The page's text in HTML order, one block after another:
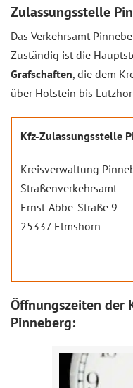
Zulassungsstelle
Das Verkehrsamt
Zuständig ist die
Grafschaften, die dem
über Holstein bis
Kfz-Zulassungsstelle
Kreisverwaltung
Straßenverkehrsamt
Ernst-Abbe-Straße 9
25337 Elmshorn
Öffnungszeiten der
Pinneberg: